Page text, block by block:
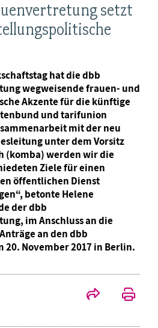
setzt
hat die dbb
wegweisende frauen- und
Akzente für die künftige
und tarifunion
mit der neu
unter dem Vorsitz
(komba) werden wir die
Ziele für einen
öffentlichen Dienst
betonte Helene
der dbb
im Anschluss an die
an den dbb
20. November 2017 in Berlin.